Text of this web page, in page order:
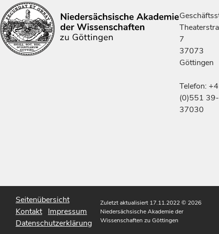
7
37073
Göttingen
Telefon:
(0)551 39-
37030
Seitenübersicht
Kontakt Impressum
Datenschutzerklärung
Zuletzt aktualisiert 17.11.2022© 2026
Niedersächsische Akademie der
Wissenschaften zu Göttingen